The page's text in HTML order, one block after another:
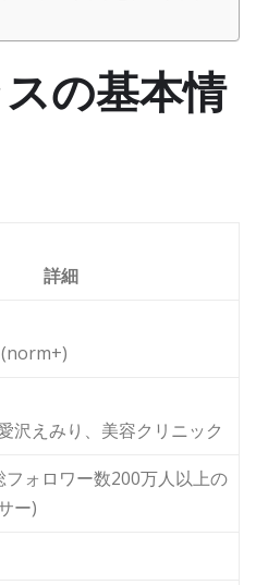
の基本情
詳細
沢えみり、美容クリニック
フォロワー数200万人以上の
ー)